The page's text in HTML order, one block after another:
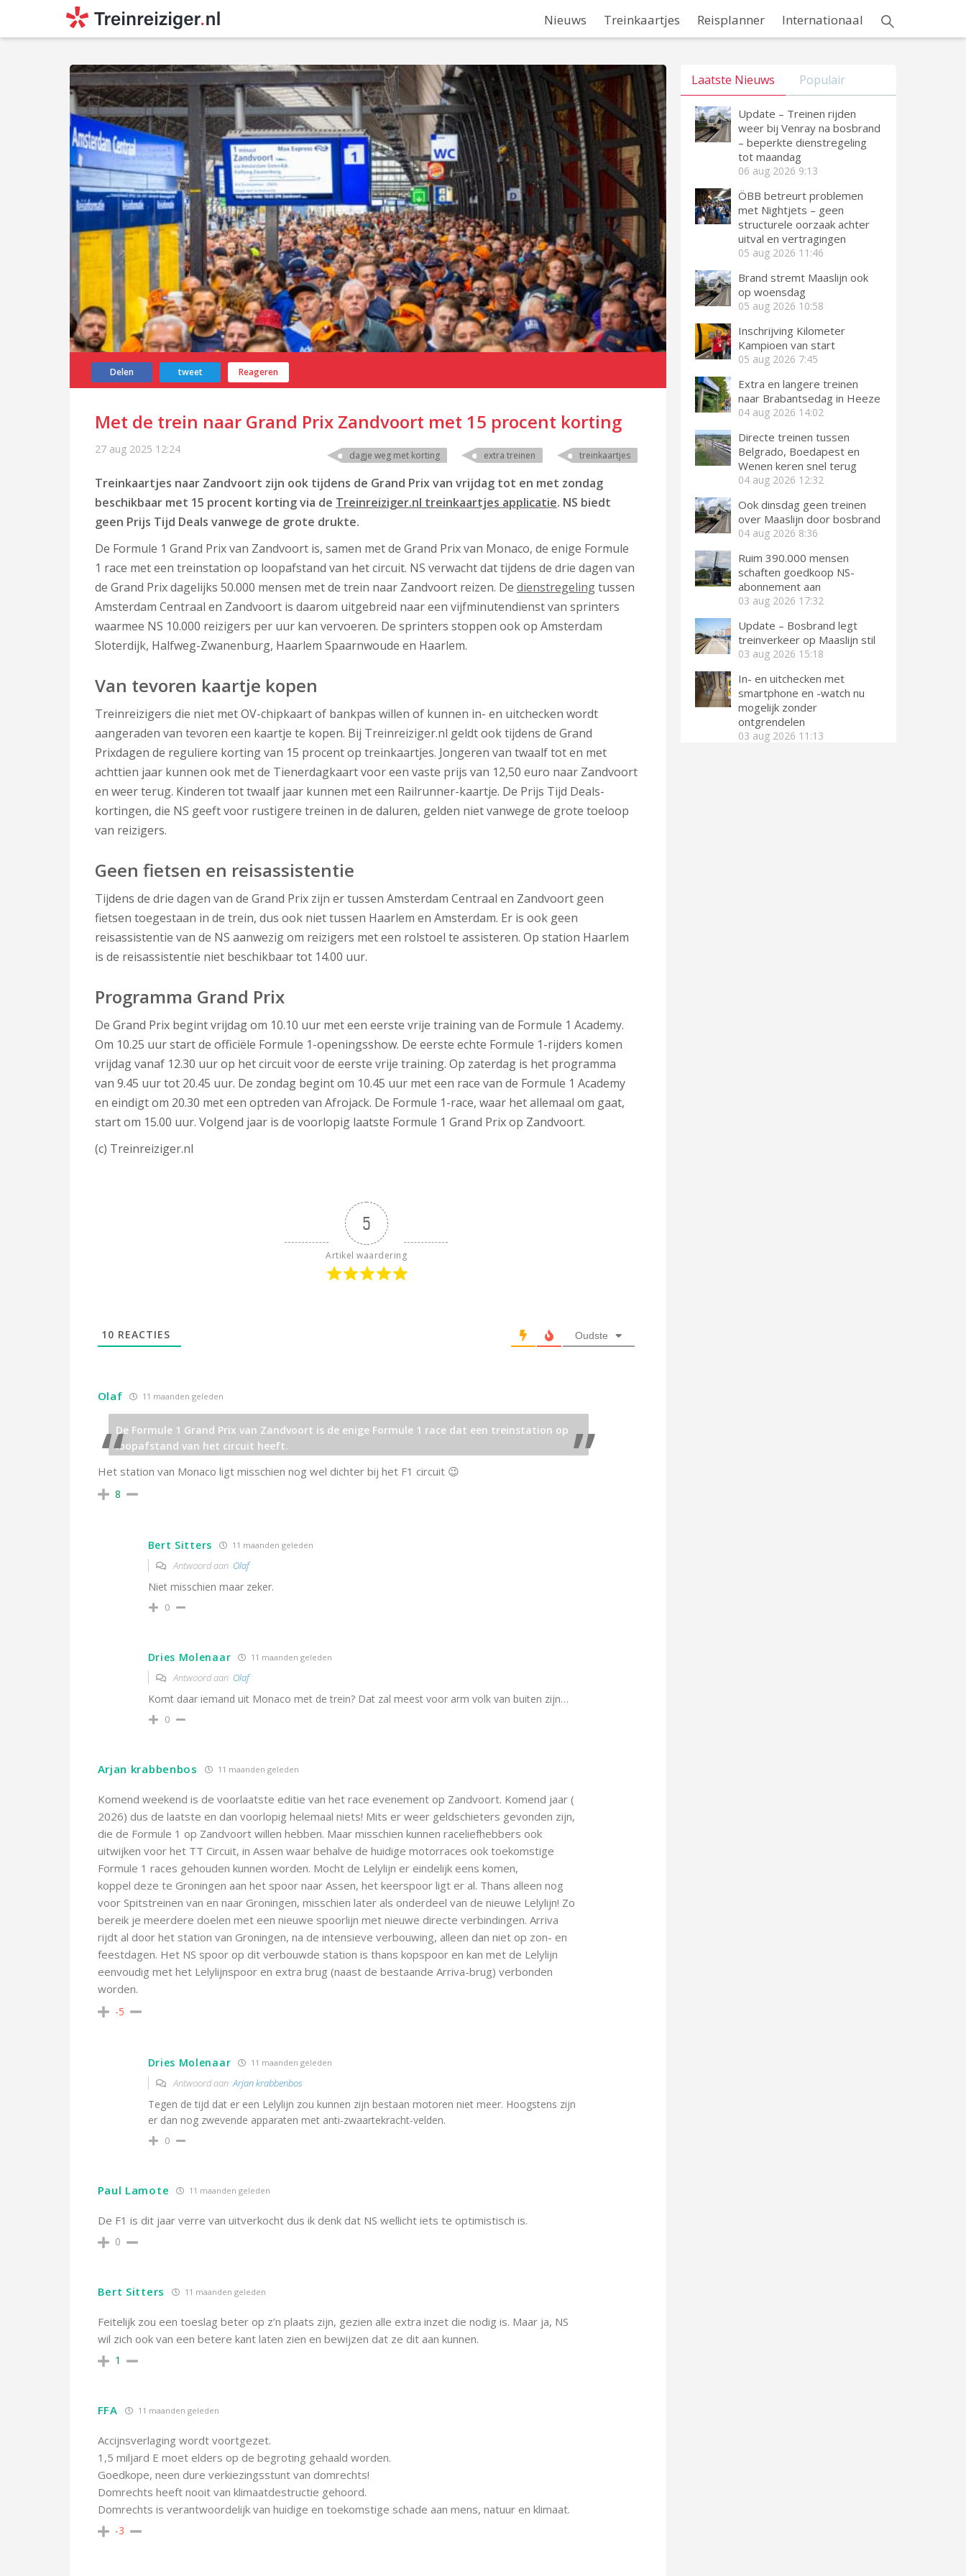
Nieuws Treinkaartjes Reisplanner Internationaal
Delen tweet Reageren
Met de trein naar Grand Prix Zandvoort met 15 procent korting
27 aug 2025 12:24 dagje weg met korting extra treinen treinkaartjes
Treinkaartjes naar Zandvoort zijn ook tijdens de Grand Prix van vrijdag tot en met zondag
beschikbaar met 15 procent korting via de Treinreiziger.nl treinkaartjes applicatie. NS biedt
geen Prijs Tijd Deals vanwege de grote drukte.
De Formule 1 Grand Prix van Zandvoort is, samen met de Grand Prix van Monaco, de enige Formule
1 race met een treinstation op loopafstand van het circuit. NS verwacht dat tijdens de drie dagen van
de Grand Prix dagelijks 50.000 mensen met de trein naar Zandvoort reizen. De dienstregelingtussen
Amsterdam Centraal en Zandvoort is daarom uitgebreid naar een vijfminutendienst van sprinters
waarmee NS 10.000 reizigers per uur kan vervoeren. De sprinters stoppen ook op Amsterdam
Sloterdijk, Halfweg-Zwanenburg, Haarlem Spaarnwoude en Haarlem.
Van tevoren kaartje kopen
Treinreizigers die niet met OV-chipkaart of bankpas willen of kunnen in- en uitchecken wordt
aangeraden van tevoren een kaartje te kopen. Bij Treinreiziger.nl geldt ook tijdens de Grand
Prixdagen de reguliere korting van 15 procent op treinkaartjes. Jongeren van twaalf tot en met
achttien jaar kunnen ook met de Tienerdagkaart voor een vaste prijs van 12,50 euro naar Zandvoort
en weer terug. Kinderen tot twaalf jaar kunnen met een Railrunner-kaartje. De Prijs Tijd Deals-
kortingen, die NS geeft voor rustigere treinen in de daluren, gelden niet vanwege de grote toeloop
van reizigers.
Geen fietsen en reisassistentie
Tijdens de drie dagen van de Grand Prix zijn er tussen Amsterdam Centraal en Zandvoort geen
fietsen toegestaan in de trein, dus ook niet tussen Haarlem en Amsterdam. Er is ook geen
reisassistentie van de NS aanwezig om reizigers met een rolstoel te assisteren. Op station Haarlem
is de reisassistentie niet beschikbaar tot 14.00 uur.
Programma Grand Prix
De Grand Prix begint vrijdag om 10.10 uur met een eerste vrije training van de Formule 1 Academy.
Om 10.25 uur start de officiële Formule 1-openingsshow. De eerste echte Formule 1-rijders komen
vrijdag vanaf 12.30 uur op het circuit voor de eerste vrije training. Op zaterdag is het programma
van 9.45 uur tot 20.45 uur. De zondag begint om 10.45 uur met een race van de Formule 1 Academy
en eindigt om 20.30 met een optreden van Afrojack. De Formule 1-race, waar het allemaal om gaat,
start om 15.00 uur. Volgend jaar is de voorlopig laatste Formule 1 Grand Prix op Zandvoort.
(c) Treinreiziger.nl
5
Artikel waardering
10 REACTIES Oudste
Olaf 11 maanden geleden
De Formule 1 Grand Prix van Zandvoort is de enige Formule 1 race dat een treinstation op
loopafstand van het circuit heeft.
Het station van Monaco ligt misschien nog wel dichter bij het F1 circuit 😉
8
Bert Sitters 11 maanden geleden
Antwoord aan Olaf
Niet misschien maar zeker.
0
Dries Molenaar 11 maanden geleden
Antwoord aan Olaf
Komt daar iemand uit Monaco met de trein? Dat zal meest voor arm volk van buiten zijn…
0
Arjan krabbenbos 11 maanden geleden
Komend weekend is de voorlaatste editie van het race evenement op Zandvoort. Komend jaar (
2026) dus de laatste en dan voorlopig helemaal niets! Mits er weer geldschieters gevonden zijn,
die de Formule 1 op Zandvoort willen hebben. Maar misschien kunnen raceliefhebbers ook
uitwijken voor het TT Circuit, in Assen waar behalve de huidige motorraces ook toekomstige
Formule 1 races gehouden kunnen worden. Mocht de Lelylijn er eindelijk eens komen,
koppel deze te Groningen aan het spoor naar Assen, het keerspoor ligt er al. Thans alleen nog
voor Spitstreinen van en naar Groningen, misschien later als onderdeel van de nieuwe Lelylijn! Zo
bereik je meerdere doelen met een nieuwe spoorlijn met nieuwe directe verbindingen. Arriva
rijdt al door het station van Groningen, na de intensieve verbouwing, alleen dan niet op zon- en
feestdagen. Het NS spoor op dit verbouwde station is thans kopspoor en kan met de Lelylijn
eenvoudig met het Lelylijnspoor en extra brug (naast de bestaande Arriva-brug) verbonden
worden.
-5
Dries Molenaar 11 maanden geleden
Antwoord aanArjan krabbenbos
Tegen de tijd dat er een Lelylijn zou kunnen zijn bestaan motoren niet meer. Hoogstens zijn
er dan nog zwevende apparaten met anti-zwaartekracht-velden.
0
Paul Lamote 11 maanden geleden
De F1 is dit jaar verre van uitverkocht dus ik denk dat NS wellicht iets te optimistisch is.
0
Bert Sitters 11 maanden geleden
Feitelijk zou een toeslag beter op z’n plaats zijn, gezien alle extra inzet die nodig is. Maar ja, NS
wil zich ook van een betere kant laten zien en bewijzen dat ze dit aan kunnen.
1
FFA 11 maanden geleden
Accijnsverlaging wordt voortgezet.
1,5 miljard E moet elders op de begroting gehaald worden.
Goedkope, neen dure verkiezingsstunt van domrechts!
Domrechts heeft nooit van klimaatdestructie gehoord.
Domrechts is verantwoordelijk van huidige en toekomstige schade aan mens, natuur en klimaat.
-3
Laatste Nieuws Populair
Update – Treinen rijden
weer bij Venray na bosbrand
– beperkte dienstregeling
tot maandag
06 aug 2026 9:13
ÖBB betreurt problemen
met Nightjets – geen
structurele oorzaak achter
uitval en vertragingen
05 aug 2026 11:46
Brand stremt Maaslijn ook
op woensdag
05 aug 2026 10:58
Inschrijving Kilometer
Kampioen van start
05 aug 2026 7:45
Extra en langere treinen
naar Brabantsedag in Heeze
04 aug 2026 14:02
Directe treinen tussen
Belgrado, Boedapest en
Wenen keren snel terug
04 aug 2026 12:32
Ook dinsdag geen treinen
over Maaslijn door bosbrand
04 aug 2026 8:36
Ruim 390.000 mensen
schaften goedkoop NS-
abonnement aan
03 aug 2026 17:32
Update – Bosbrand legt
treinverkeer op Maaslijn stil
03 aug 2026 15:18
In- en uitchecken met
smartphone en -watch nu
mogelijk zonder
ontgrendelen
03 aug 2026 11:13